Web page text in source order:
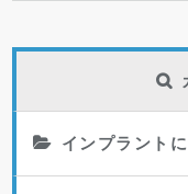
インプラント